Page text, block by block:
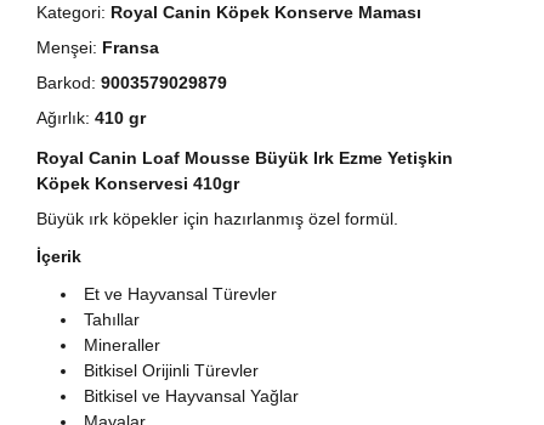
Kategori: Royal Canin Köpek Konserve Maması
Menşei: Fransa
Barkod: 9003579029879
Ağırlık: 410 gr
Royal Canin Loaf Mousse Büyük Irk Ezme Yetişkin
Köpek Konservesi 410gr
Büyük ırk köpekler için hazırlanmış özel formül.
İçerik
Et ve Hayvansal Türevler
Tahıllar
Mineraller
Bitkisel Orijinli Türevler
Bitkisel ve Hayvansal Yağlar